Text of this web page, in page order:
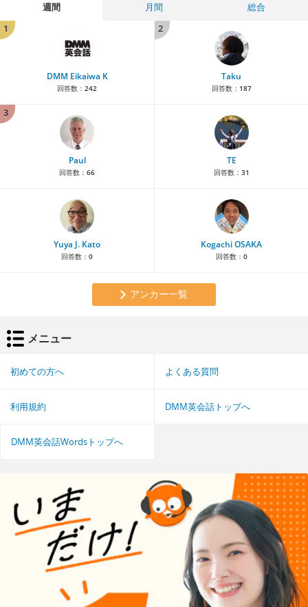
週間 月間
総合
1
DMM Eikaiwa K
回答数： 242
2
Taku
回答数： 187
3
Paul
回答数： 66
TE
回答数： 31
Yuya J. Kato
回答数： 0
Kogachi OSAKA
回答数： 0
アンカー一覧
メニュー
初めての方へ よくある質問
利用規約 DMM英会話トップへ
DMM英会話Wordsトップへ